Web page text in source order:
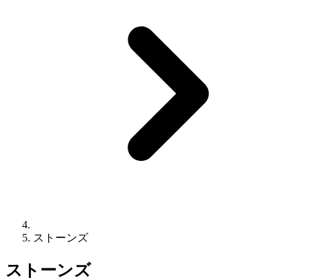
ストーンズ
ストーンズ